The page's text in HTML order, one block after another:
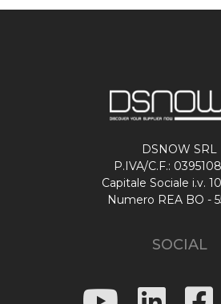
DSNOW SRL
P.IVA/C.F.:
Capitale Sociale i.v.
Numero REA BO -
SOCIAL